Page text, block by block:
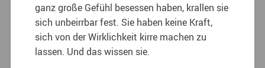
ganz große Gefühl besessen haben, krallen sie
sich unbeirrbar fest. Sie haben keine Kraft,
sich von der Wirklichkeit kirre machen zu
lassen. Und das wissen sie.